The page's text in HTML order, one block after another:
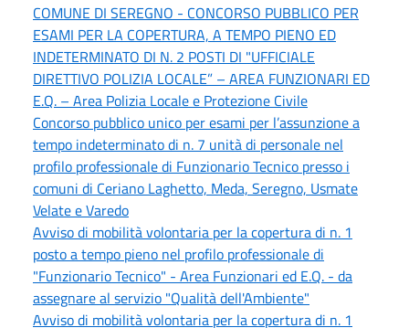
COMUNE DI SEREGNO - CONCORSO PUBBLICO PER
ESAMI PER LA COPERTURA, A TEMPO PIENO ED
INDETERMINATO DI N. 2 POSTI DI "UFFICIALE
DIRETTIVO POLIZIA LOCALE” – AREA FUNZIONARI ED
E.Q. – Area Polizia Locale e Protezione Civile
Concorso pubblico unico per esami per l’assunzione a
tempo indeterminato di n. 7 unità di personale nel
profilo professionale di Funzionario Tecnico presso i
comuni di Ceriano Laghetto, Meda, Seregno, Usmate
Velate e Varedo
Avviso di mobilità volontaria per la copertura di n. 1
posto a tempo pieno nel profilo professionale di
"Funzionario Tecnico" - Area Funzionari ed E.Q. - da
assegnare al servizio "Qualità dell'Ambiente"
Avviso di mobilità volontaria per la copertura di n. 1